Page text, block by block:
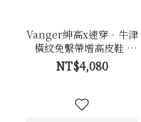
Vanger紳高x速穿．牛津
橫紋免繫帶增高皮鞋 -
Va289咖
NT$4,080